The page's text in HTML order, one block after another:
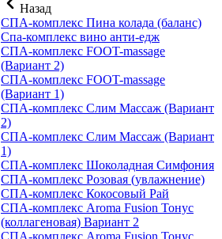
Назад
СПА-комплекс Пина колада (баланс)
Cпа-комплекс вино анти-едж
СПА-комплекс FOOT-massage
(Вариант 2)
СПА-комплекс FOOT-massage
(Вариант 1)
СПА-комплекс Слим Массаж (Вариант
2)
СПА-комплекс Слим Массаж (Вариант
1)
СПА-комплекс Шоколадная Симфония
СПА-комплекс Розовая (увлажнение)
СПА-комплекс Кокосовый Рай
СПА-комплекс Aroma Fusion Тонус
(коллагеновая) Вариант 2
СПА-комплекс Aroma Fusion Тонус